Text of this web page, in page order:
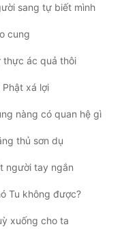
sang tự biết mình
cung
thực ác quả thôi
xá lợi
nàng có quan hệ gì
thủ sơn dụ
người tay ngắn
Tu không được?
xuống cho ta